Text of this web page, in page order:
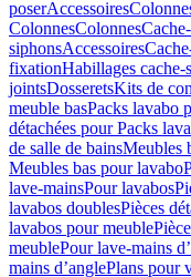
poserAccessoires
ColonnesColonnes
siphonsAccessoires
fixationHabillages cache-
jointsDosseretsKits de
meuble basPacks lavabo
détachées pour Packs
de salle de bainsMeubles
Meubles bas pour lavabo
lave-mainsPour lavabos
lavabos doublesPièces
lavabos pour meuble
meublePour lave-mains
mains d’anglePlans pour